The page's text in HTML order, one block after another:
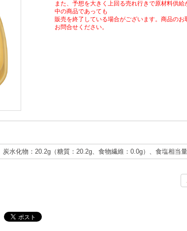
また、予想を大きく上回る売れ行きで原材料供
中の商品であっても
販売を終了している場合がございます。商品の
お問合せください。
水化物：20.2g（糖質：20.2g、食物繊維：0.0g）、食塩相当